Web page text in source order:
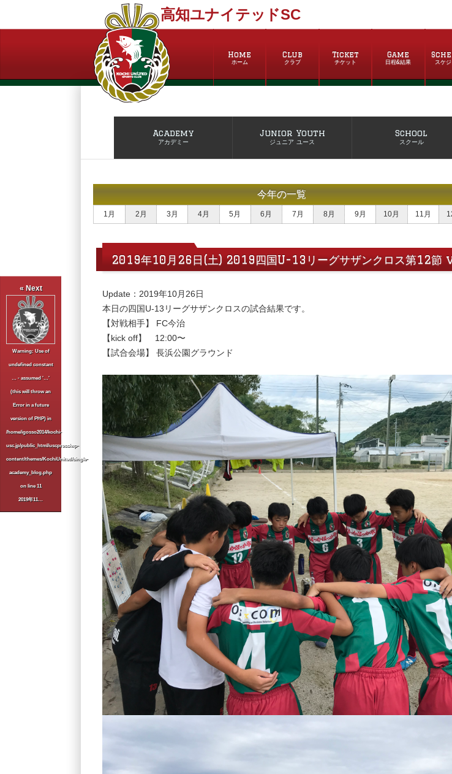
高知ユナイテッドSC
Home
ホーム
Club
クラブ
Ticket
チケット
Game
日程&結果 スケ
« Next
Warning: Use of
undefined constant
… - assumed '…'
(this will throw an
Error in a future
version of PHP) in
/home/igosso2014/kochi-
usc.jp/public_html/uscpress/wp-
content/themes/KochiUnited/single-
academy_blog.php
on line11
2019年11…
Academy
アカデミー
Junior Youth
ジュニア ユース
School
スクール
今年の一覧
1月 2月 3月 4月 5月 6月 7月 8月 9月 10月 11月
2019年10月26日(土) 2019四国U-13リーグサザンクロス第12節
Update：2019年10月26日
本日の四国U-13リーグサザンクロスの試合結果です。
【対戦相手】 FC今治
【kick off】 12:00〜
【試合会場】 長浜公園グラウンド